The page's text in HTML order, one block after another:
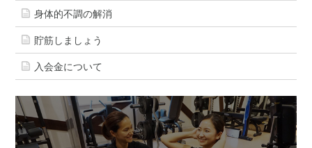
身体的不調の解消
貯筋しましょう
入会金について